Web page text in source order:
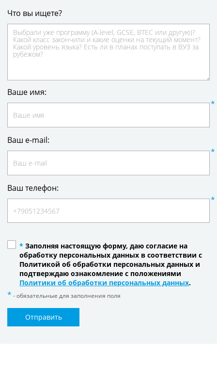
Что вы ищете?
Ваше имя:
Ваш e-mail:
Ваш телефон:
* Заполняя настоящую форму, даю согласие на
обработку персональных данных в соответствии с
Политикой об обработки персональных данных и
подтверждаю ознакомление с положениями
Политики об обработки персональных данных.
- обязательные для заполнения поля
Отправить